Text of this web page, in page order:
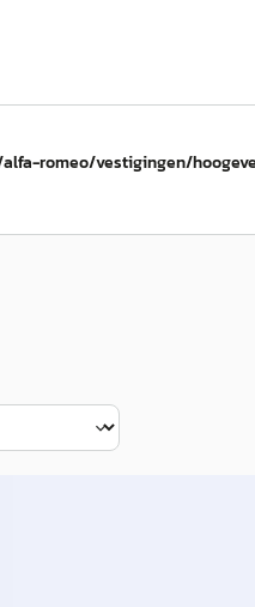
romeo/vestigingen/